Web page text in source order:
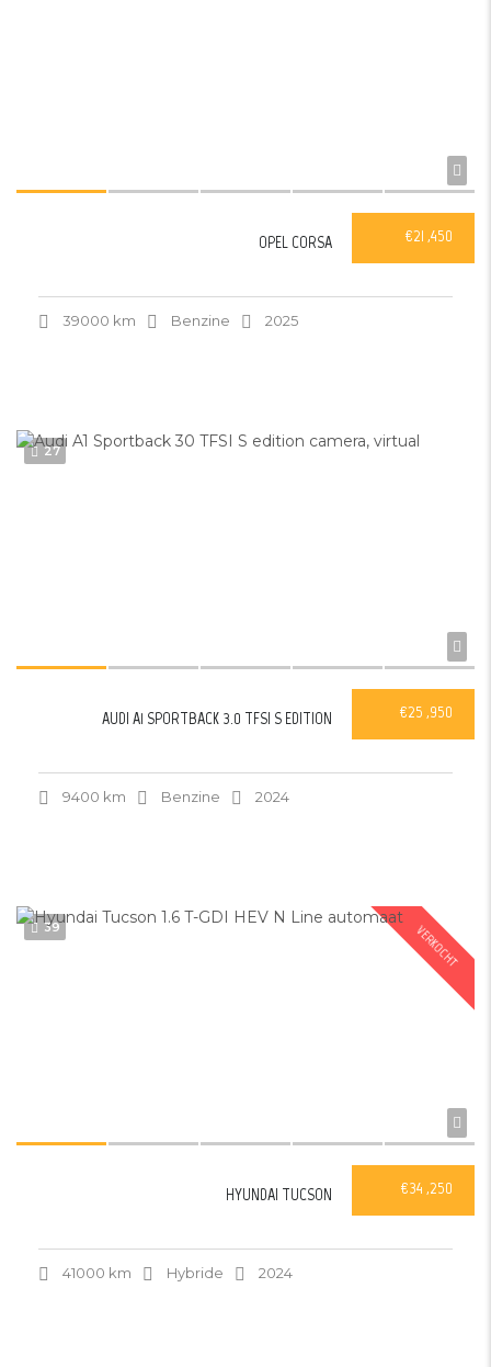
€21 ,450
OPEL CORSA
39000 km Benzine 2025
27
€25 ,950
AUDI A1 SPORTBACK 3.0 TFSI S EDITION
9400 km Benzine 2024
VERKOCHT
39
€34 ,250
HYUNDAI TUCSON
41000 km Hybride 2024